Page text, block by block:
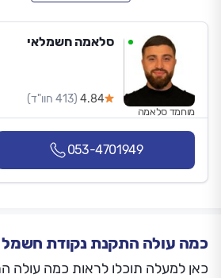
סלאמה חשמלאי
4.84 (413 חוו"ד)
מוחמד סלאמה
053-4701949
כמה עולה התקנת נקודת חשמל
כאן למעלה תוכלו לראות כמה עולה